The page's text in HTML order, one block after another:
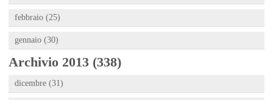
febbraio (25)
gennaio (30)
Archivio 2013 (338)
dicembre (31)